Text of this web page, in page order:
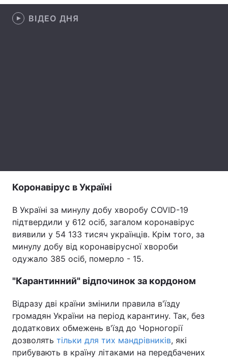
Відео з Youtube
Тема оформлення
ВІДЕО ДНЯ
Коронавірус в Україні
В Україні за минулу добу хворобу COVID-19
підтвердили у 612 осіб, загалом коронавірус
виявили у 54 133 тисяч українців. Крім того, за
минулу добу від коронавірусної хвороби
одужало 385 осіб, померло - 15.
"Карантинний" відпочинок за кордоном
Відразу дві країни змінили правила в'їзду
громадян України на період карантину. Так, без
додаткових обмежень в'їзд до Чорногорії
дозволять тільки для тих мандрівників, які
прибувають в країну літаками на передбачених